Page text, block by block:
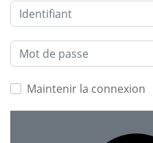
Identifiant
Mot de passe
Maintenir la connexion